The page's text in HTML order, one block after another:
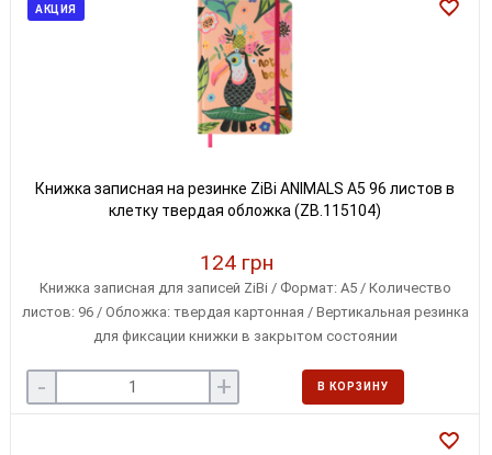
АКЦИЯ
Книжка записная на резинке ZiBi ANIMALS А5 96 листов в
клетку твердая обложка (ZB.115104)
124 грн
Книжка записная для записей ZiBi / Формат: А5 / Количество
листов: 96 / Обложка: твердая картонная / Вертикальная резинка
для фиксации книжки в закрытом состоянии
- + В КОРЗИНУ